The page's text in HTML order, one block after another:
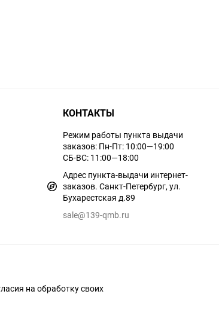
КОНТАКТЫ
Режим работы пункта выдачи
заказов: Пн-Пт: 10:00—19:00
СБ-ВС: 11:00—18:00
Адрес пункта-выдачи интернет-
заказов. Санкт-Петербург, ул.
Бухарестская д.89
sale@139-qmb.ru
на обработку своих